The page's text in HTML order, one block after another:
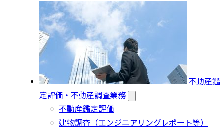
不動産鑑
定評価・不動産調査業務
不動産鑑定評価
建物調査（エンジニアリングレポート等）